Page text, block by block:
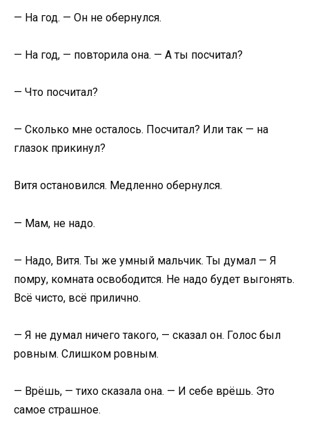
— На год. — Он не обернулся.
— На год, — повторила она. — А ты посчитал?
— Что посчитал?
— Сколько мне осталось. Посчитал? Или так — на
глазок прикинул?
Витя остановился. Медленно обернулся.
— Мам, не надо.
— Надо, Витя. Ты же умный мальчик. Ты думал — Я
помру, комната освободится. Не надо будет выгонять.
Всё чисто, всё прилично.
— Я не думал ничего такого, — сказал он. Голос был
ровным. Слишком ровным.
— Врёшь, — тихо сказала она. — И себе врёшь. Это
самое страшное.